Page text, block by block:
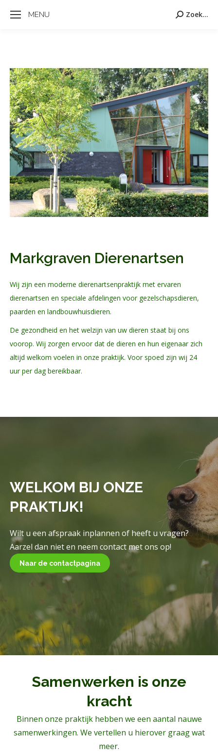
MENU Zoeken:
Zoek...
Markgraven Dierenartsen
Wij zijn een moderne dierenartsenpraktijk met ervaren
dierenartsen en speciale afdelingen voor gezelschapsdieren,
paarden en landbouwhuisdieren.
De gezondheid en het welzijn van uw dieren staat bij ons
voorop. Wij zorgen ervoor dat de dieren en hun eigenaar zich
altijd welkom voelen in onze praktijk. Voor spoed zijn wij 24
uur per dag bereikbaar.
WELKOM BIJ ONZE
PRAKTIJK!
Wilt u een afspraak inplannen of heeft u vragen?
Aarzel dan niet en neem contact met ons op!
Naar de contactpagina
Samenwerken is onze
kracht
Binnen onze praktijk hebben we een aantal nauwe
samenwerkingen. We vertellen u hierover graag wat
meer.